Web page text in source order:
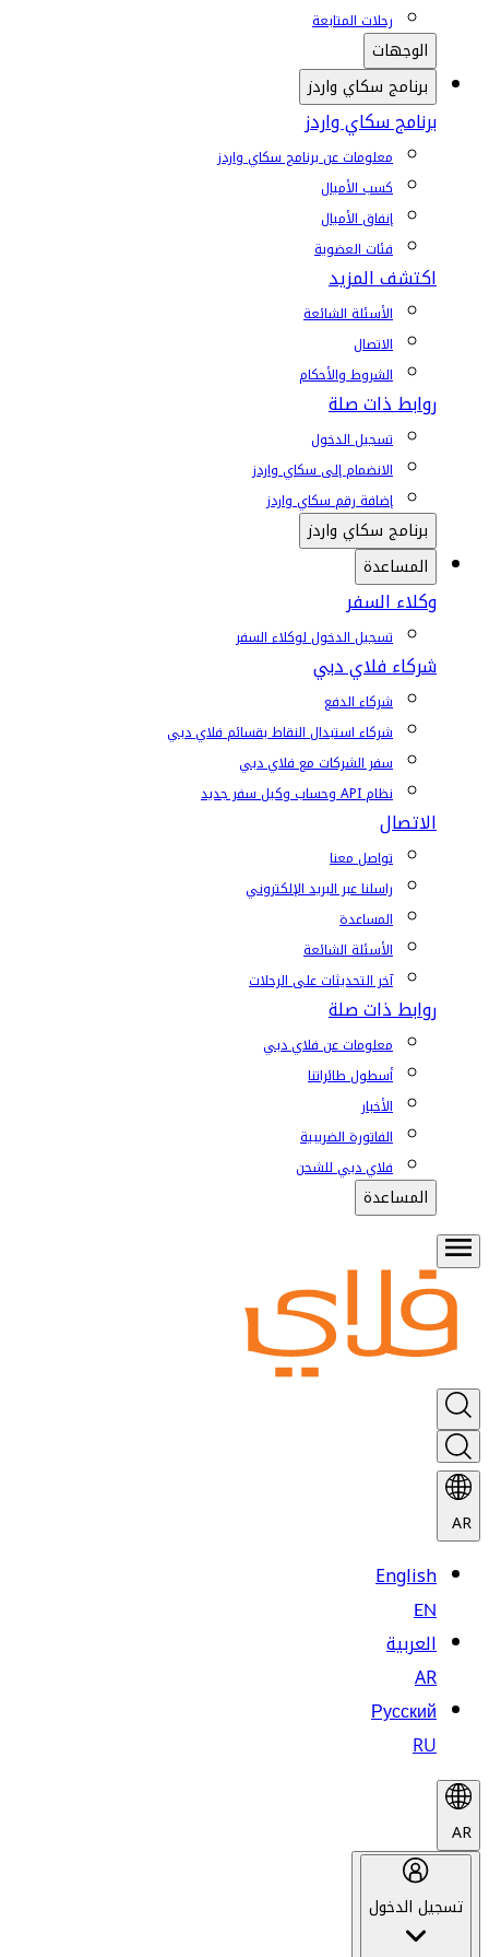
رحلات المتابعة
الوجهات
برنامج سكاي واردز
برنامج سكاي واردز
معلومات عن برنامج سكاي واردز
كسب الأميال
إنفاق الأميال
فئات العضوية
اكتشف المزيد
الأسئلة الشائعة
الاتصال
الشروط والأحكام
روابط ذات صلة
تسجيل الدخول
الانضمام إلى سكاي واردز
إضافة رقم سكاي واردز
برنامج سكاي واردز
المساعدة
وكلاء السفر
تسجيل الدخول لوكلاء السفر
شركاء فلاي دبي
شركاء الدفع
شركاء استبدال النقاط بقسائم فلاي دبي
سفر الشركات مع فلاي دبي
نظام API وحساب وكيل سفر جديد
الاتصال
تواصل معنا
راسلنا عبر البريد الإلكتروني
المساعدة
الأسئلة الشائعة
آخر التحديثات على الرحلات
روابط ذات صلة
معلومات عن فلاي دبي
أسطول طائراتنا
الأخبار
الفاتورة الضريبية
فلاي دبي للشحن
المساعدة
AR
English
EN
العربية
AR
Русский
RU
AR
تسجيل الدخول